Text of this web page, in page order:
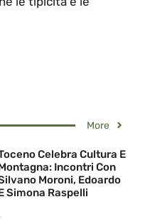
More
Celebra Cultura E
Incontri Con
Moroni, Edoardo
Simona Raspelli